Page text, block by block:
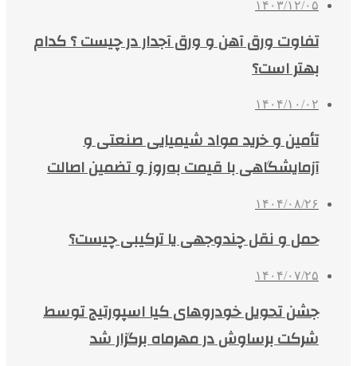
۱۴۰۳/۱۲/۰۵
تفاوت ورق آهن و ورق آجدار در چیست ؟ کدام
بهتر است؟
۱۴۰۴/۱۰/۰۲
تأمین و خرید مواد شیمیایی صنعتی و
آزمایشگاهی با قیمت به‌روز و تضمین اصالت
۱۴۰۴/۰۸/۲۶
حمل و نقل چندوجهی یا ترکیبی چیست؟
۱۴۰۴/۰۷/۲۵
جشن تحویل خودروهای کیا اسپورتیج توسط
شرکت برساوش در مهرماه برگزار شد